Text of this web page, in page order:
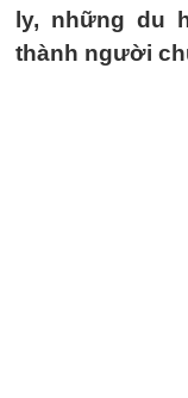
ly, những du
thành người